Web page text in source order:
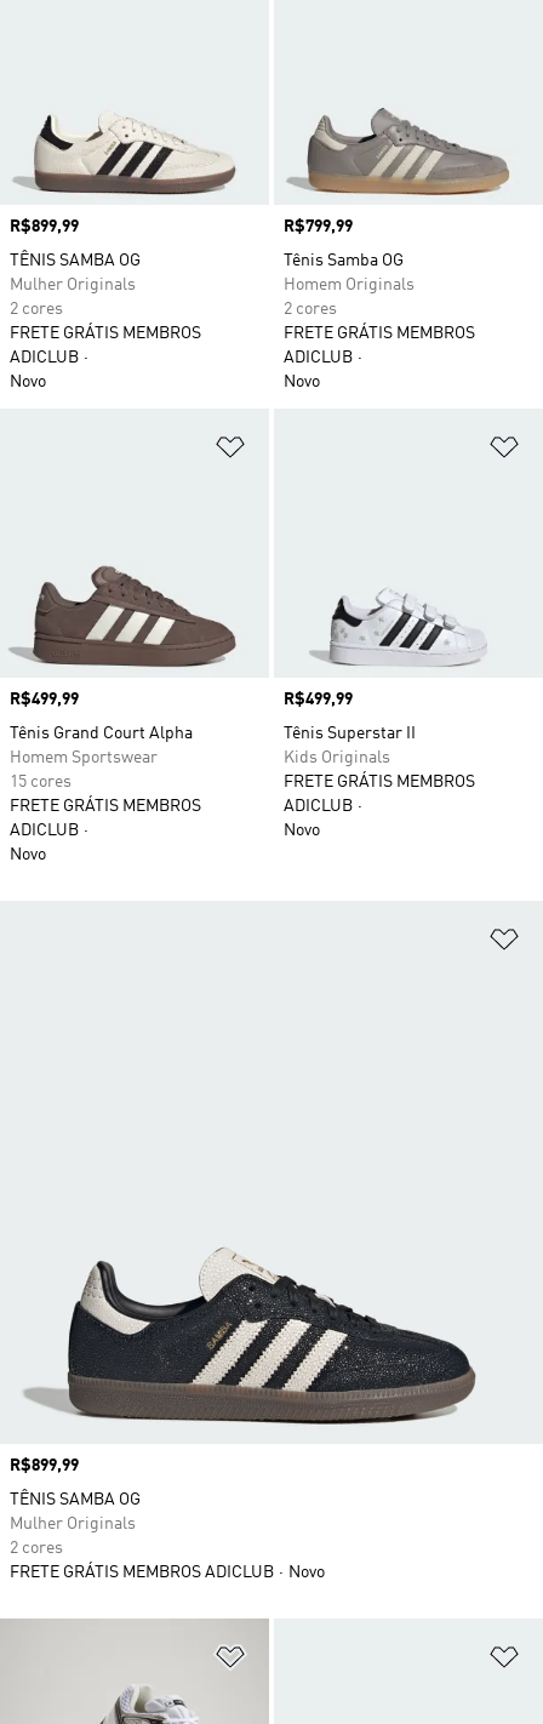
Preço
R$899,99
TÊNIS SAMBA OG
Mulher Originals
2 cores
FRETE GRÁTIS MEMBROS
ADICLUB
Novo
Preço
R$799,99
Tênis Samba OG
Homem Originals
2 cores
FRETE GRÁTIS MEMBROS
ADICLUB
Novo
Preço
R$499,99
Tênis Grand Court Alpha
Homem Sportswear
15 cores
FRETE GRÁTIS MEMBROS
ADICLUB
Novo
Preço
R$499,99
Tênis Superstar II
Kids Originals
FRETE GRÁTIS MEMBROS
ADICLUB
Novo
Preço
R$899,99
TÊNIS SAMBA OG
Mulher Originals
2 cores
FRETE GRÁTIS MEMBROS ADICLUB
Novo